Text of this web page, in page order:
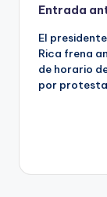
de
Entrada
El
Rica frena
de horario
por